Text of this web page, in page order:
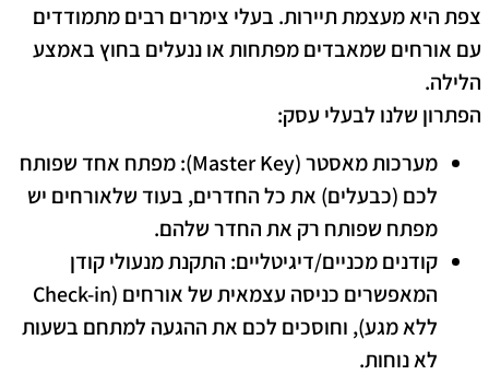
צפת היא מעצמת תיירות. בעלי צימרים רבים מתמודדים
עם אורחים שמאבדים מפתחות או ננעלים בחוץ באמצע
הלילה.
הפתרון שלנו לבעלי עסק:
מערכות מאסטר (Master Key):
מפתח אחד שפותח
לכם (כבעלים) את כל החדרים, בעוד שלאורחים יש
מפתח שפותח רק את החדר שלהם.
קודנים מכניים/דיגיטליים: התקנת מנעולי קודן
המאפשרים כניסה עצמאית של אורחים (Check-in
ללא מגע), וחוסכים לכם את ההגעה למתחם בשעות
לא נוחות.